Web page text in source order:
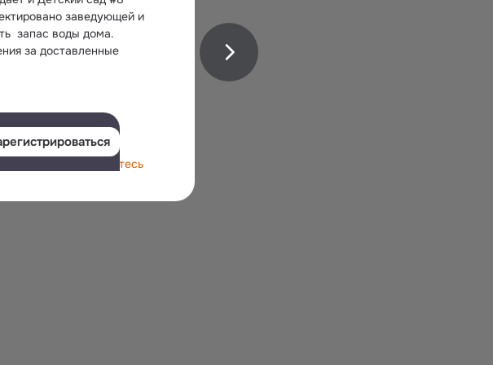
заведующей и
запас воды дома.
за доставленные
зарегистрируйтесь